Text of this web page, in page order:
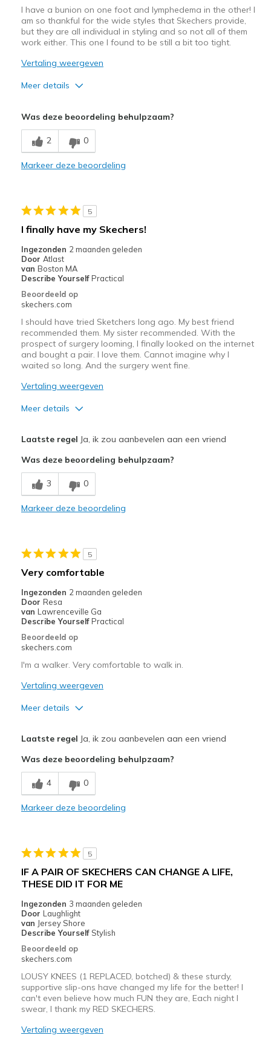
View On Shoes
Shoes are for Wearing
I have a bunion on one foot and lymphedema in the other! I
am so thankful for the wide styles that Skechers provide,
but they are all individual in styling and so not all of them
work either. This one I found to be still a bit too tight.
Vertaling weergeven
Meer details
Sizing
Was deze beoordeling behulpzaam?
2 0
Markeer deze beoordeling
5
I finally have my Skechers!
Ingezonden 2 maanden geleden
Door Atlast
van Boston MA
Describe Yourself Practical
Beoordeeld op
skechers.com
I should have tried Sketchers long ago. My best friend
recommended them. My sister recommended. With the
prospect of surgery looming, I finally looked on the internet
and bought a pair. I love them. Cannot imagine why I
waited so long. And the surgery went fine.
Vertaling weergeven
Meer details
Breathe Well
Durable
Casual Wear
Sizing
Feels true to size
View On Shoes
Laatste regel Ja, ik zou aanbevelen aan een vriend
Was deze beoordeling behulpzaam?
3 0
Markeer deze beoordeling
5
Very comfortable
Ingezonden 2 maanden geleden
Door Resa
van Lawrenceville Ga
Describe Yourself Practical
Beoordeeld op
skechers.com
I'm a walker. Very comfortable to walk in.
Vertaling weergeven
Meer details
Comfortable
Beste toepassingen
Casual Wear
Sizing
Feels true to size
View On Shoes
Shoes are for Wearing
Laatste regel Ja, ik zou aanbevelen aan een vriend
Was deze beoordeling behulpzaam?
4 0
Markeer deze beoordeling
5
IF A PAIR OF SKECHERS CAN CHANGE A LIFE,
THESE DID IT FOR ME
Ingezonden 3 maanden geleden
Door Laughlight
van Jersey Shore
Describe Yourself Stylish
Beoordeeld op
skechers.com
LOUSY KNEES (1 REPLACED, botched) & these sturdy,
supportive slip-ons have changed my life for the better! I
can't even believe how much FUN they are, Each night I
swear, I thank my RED SKECHERS.
Vertaling weergeven